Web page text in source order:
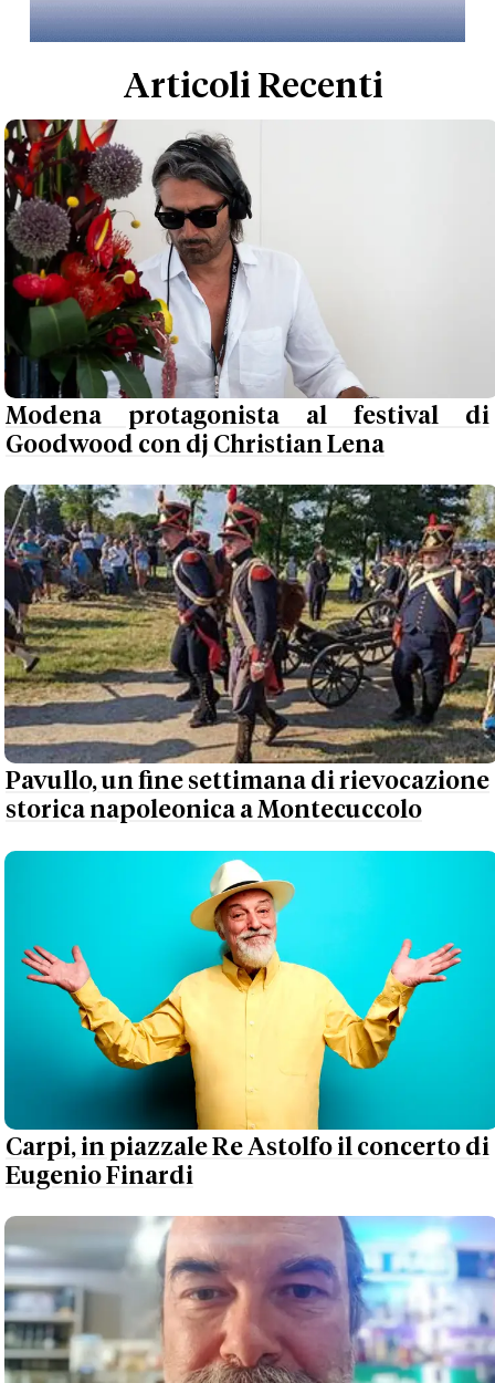
Articoli Recenti
Modena protagonista al festival di
Goodwood con dj Christian Lena
Pavullo, un fine settimana di rievocazione
storica napoleonica a Montecuccolo
Carpi, in piazzale Re Astolfo il concerto di
Eugenio Finardi